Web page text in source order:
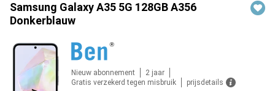
Samsung Galaxy A35 5G 128GB A356
Donkerblauw
Nieuw abonnement
2 jaar
Gratis verzekerd tegen misbruik
prijsdetails